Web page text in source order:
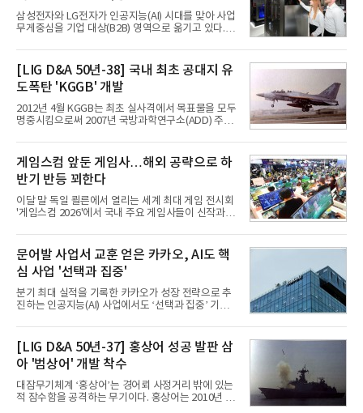
삼성전자와 LG전자가 인공지능(AI) 시대를 맞아 사업
무게중심을 기업 대상(B2B) 영역으로 옮기고 있다.
접어든 가운데 삼성전자는 AI 반도체를 중심으로 데
이터센터 생태계 공략을 강화하고 LG전자는 냉각솔
루션·전장·로봇 등 기업용 솔루션 사업 확대에 속도를
내고 있다.9일 업계에 따르면 LG전자는 2분기 생활가
전과 프리미엄 제품 경쟁력에 더해 B2B 사업 확대 효
과로 수익성을 방어한 반면 삼성전자는 디바이스경험
(DX) 부문의 TV·생활가전 수익성이 악화됐다. 대신 삼
사업 확대
[LIG D&A 50년-38] 국내 최초 공대지 유
도폭탄 'KGGB' 개발
2012년 4월 KGGB는 최초 실사격에서 목표물을 모두
명중시킴으로써 2007년 국방과학연구소(ADD) 주관
체로 참여했다. 체계개발에는 총 400여억 원의 개발
비와 62개월의 기간이 소요됐다. 한국형 GPS 유도폭
탄 KGGB(Korea GPS Guided Bomb)는 국내 최초
의 공대지 유도폭탄으로 2012년에 최종 전투용 적합
판정을 받았다.우리 공군이 운용하는 모든 전투기에
탑재할 수 있는 KGGB는 일반목적폭탄(General
Purpose Bomb)에 장착하여 운용토록 개발됐다.이
는 조종사가 휴대하는 명령통신장치(PDU, P
게임스컴 앞둔 게임사…해외 공략으로 하
반기 반등 꾀한다
이달 말 독일 쾰른에서 열리는 세계 최대 게임 전시회
'게임스컴 2026'에서 국내 주요 게임사들이 신작과 글
체별로 엇갈린 가운데 하반기 신작 흥행과 해외 시장
성과가 실적을 좌우할 핵심 변수로 떠오르고 있다.8일
업계에 따르면 올해 상반기 게임업계는 기업별 성적
표가 크게 갈렸다. 대표적으로 크래프톤은 'PUBG: 배
틀그라운드'의 안정적인 성장에 힘입어 상반기 연결
기준 매출 2조6616억원, 영업이익 9725억원으로 역
대 최대 실적을 기록했다. 엔씨도 올해 출시한 '아이온
동기 대
문어발 사업서 교훈 얻은 카카오, AI도 핵
심 사업 '선택과 집중'
분기 최대 실적을 기록한 카카오가 성장 전략으로 추
진하는 인공지능(AI) 사업에서도 ‘선택과 집중’ 기조
라 투자에 나서는 것과 달리, 카카오는 ‘카카오톡’이
라는 플랫폼 경쟁력을 활용한 AI 에이전트 서비스에
집중하는 전략이다. 과거 무리한 사업 확장 과정에서
겪었던 시행착오를 되풀이하지 않고 핵심 역량에 집
중하겠다는 취지로 풀이된다.7일 업계에 따르면 카카
오는 올해 2분기 연결 기준 매출 2조985억원, 영업이
익 2770억원을 기록했다. 전년 동기 대비 매출과 영업
[LIG D&A 50년-37] 홍상어 성공 발판 삼
아 '범상어' 개발 착수
대잠무기체계 ‘홍상어’는 경어뢰 사정거리 밖에 있는
적 잠수함을 공격하는 무기이다. 홍상어는 2010년 넥